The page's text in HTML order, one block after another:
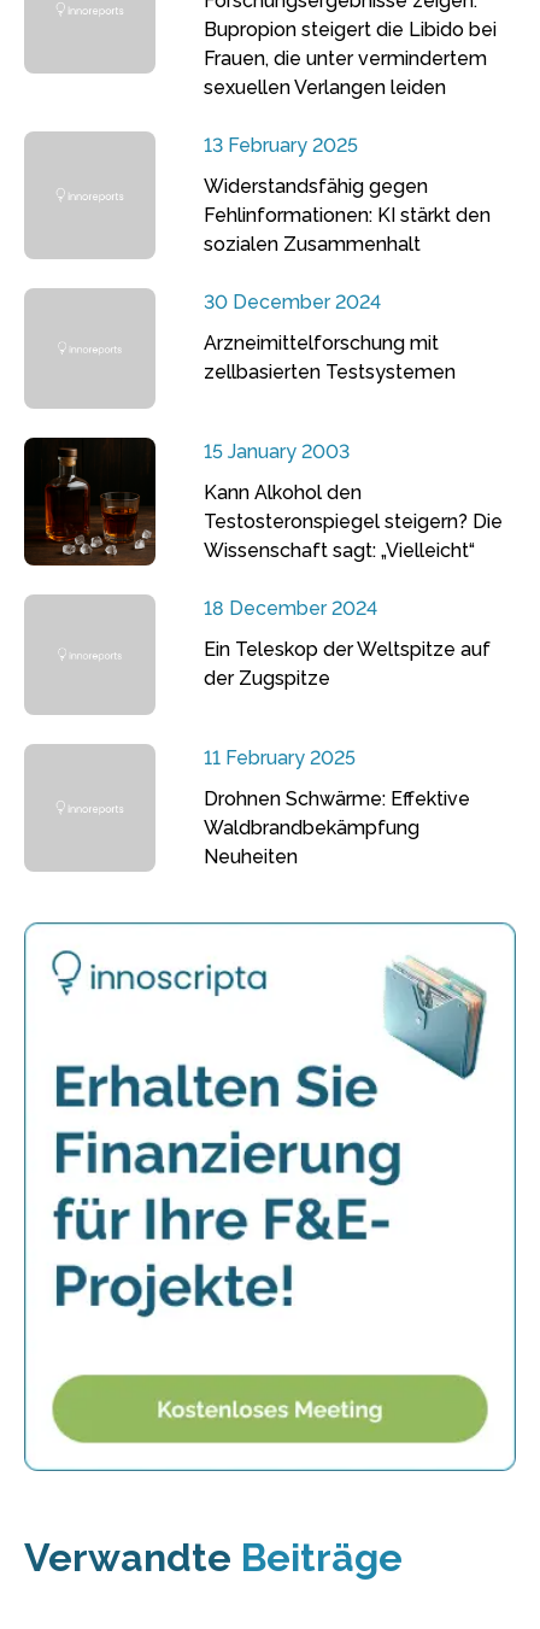
Bupropion steigert die Libido bei
Frauen, die unter vermindertem
sexuellen Verlangen leiden
13 February 2025
Widerstandsfähig gegen
Fehlinformationen: KI stärkt den
sozialen Zusammenhalt
30 December 2024
Arzneimittelforschung mit
zellbasierten Testsystemen
15 January 2003
Kann Alkohol den
Testosteronspiegel steigern? Die
Wissenschaft sagt: „Vielleicht“
18 December 2024
Ein Teleskop der Weltspitze auf
der Zugspitze
11 February 2025
Drohnen Schwärme: Effektive
Waldbrandbekämpfung
Neuheiten
Verwandte Beiträge